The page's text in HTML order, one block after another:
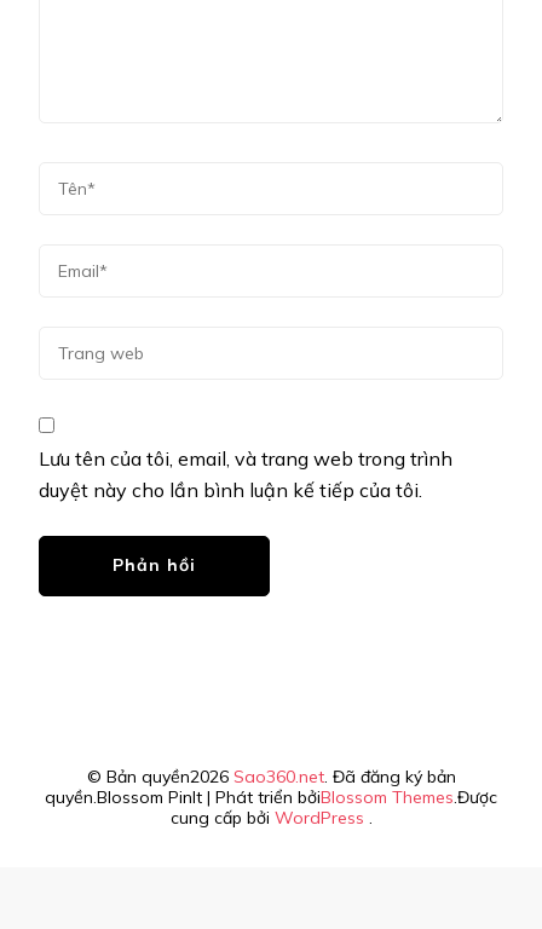
Lưu tên của tôi, email, và trang web trong trình
duyệt này cho lần bình luận kế tiếp của tôi.
© Bản quyền2026 Sao360.net. Đã đăng ký bản
quyền.Blossom PinIt | Phát triển bởiBlossom Themes.Được
cung cấp bởi WordPress .